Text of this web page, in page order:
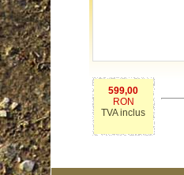
599,00
RON
TVA inclus